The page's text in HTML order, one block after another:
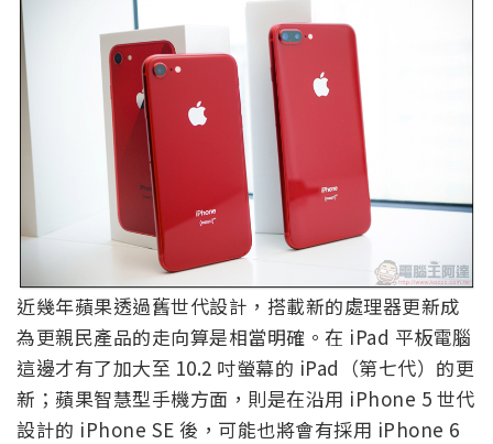
近幾年蘋果透過舊世代設計，搭載新的處理器更新成
為更親民產品的走向算是相當明確。在 iPad 平板電腦
這邊才有了加大至 10.2 吋螢幕的 iPad（第七代）的更
新；蘋果智慧型手機方面，則是在沿用 iPhone 5 世代
設計的 iPhone SE 後，可能也將會有採用 iPhone 6